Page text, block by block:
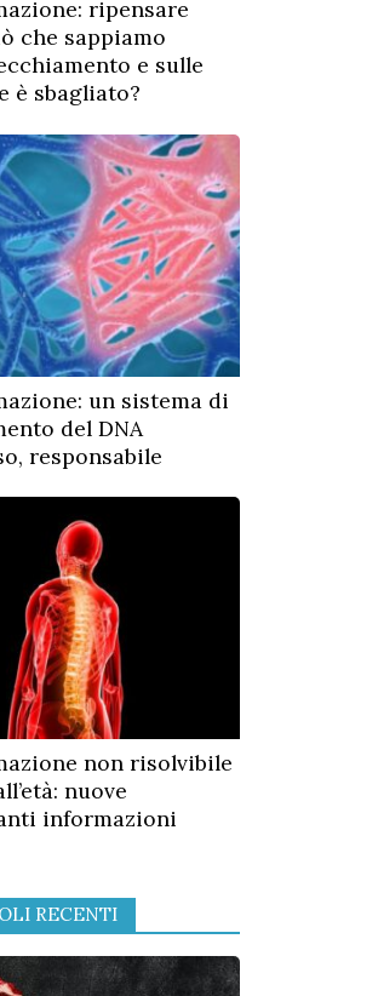
ripensare
che sappiamo
e sulle
è sbagliato?
un sistema di
del DNA
responsabile
non risolvibile
nuove
informazioni
RECENTI